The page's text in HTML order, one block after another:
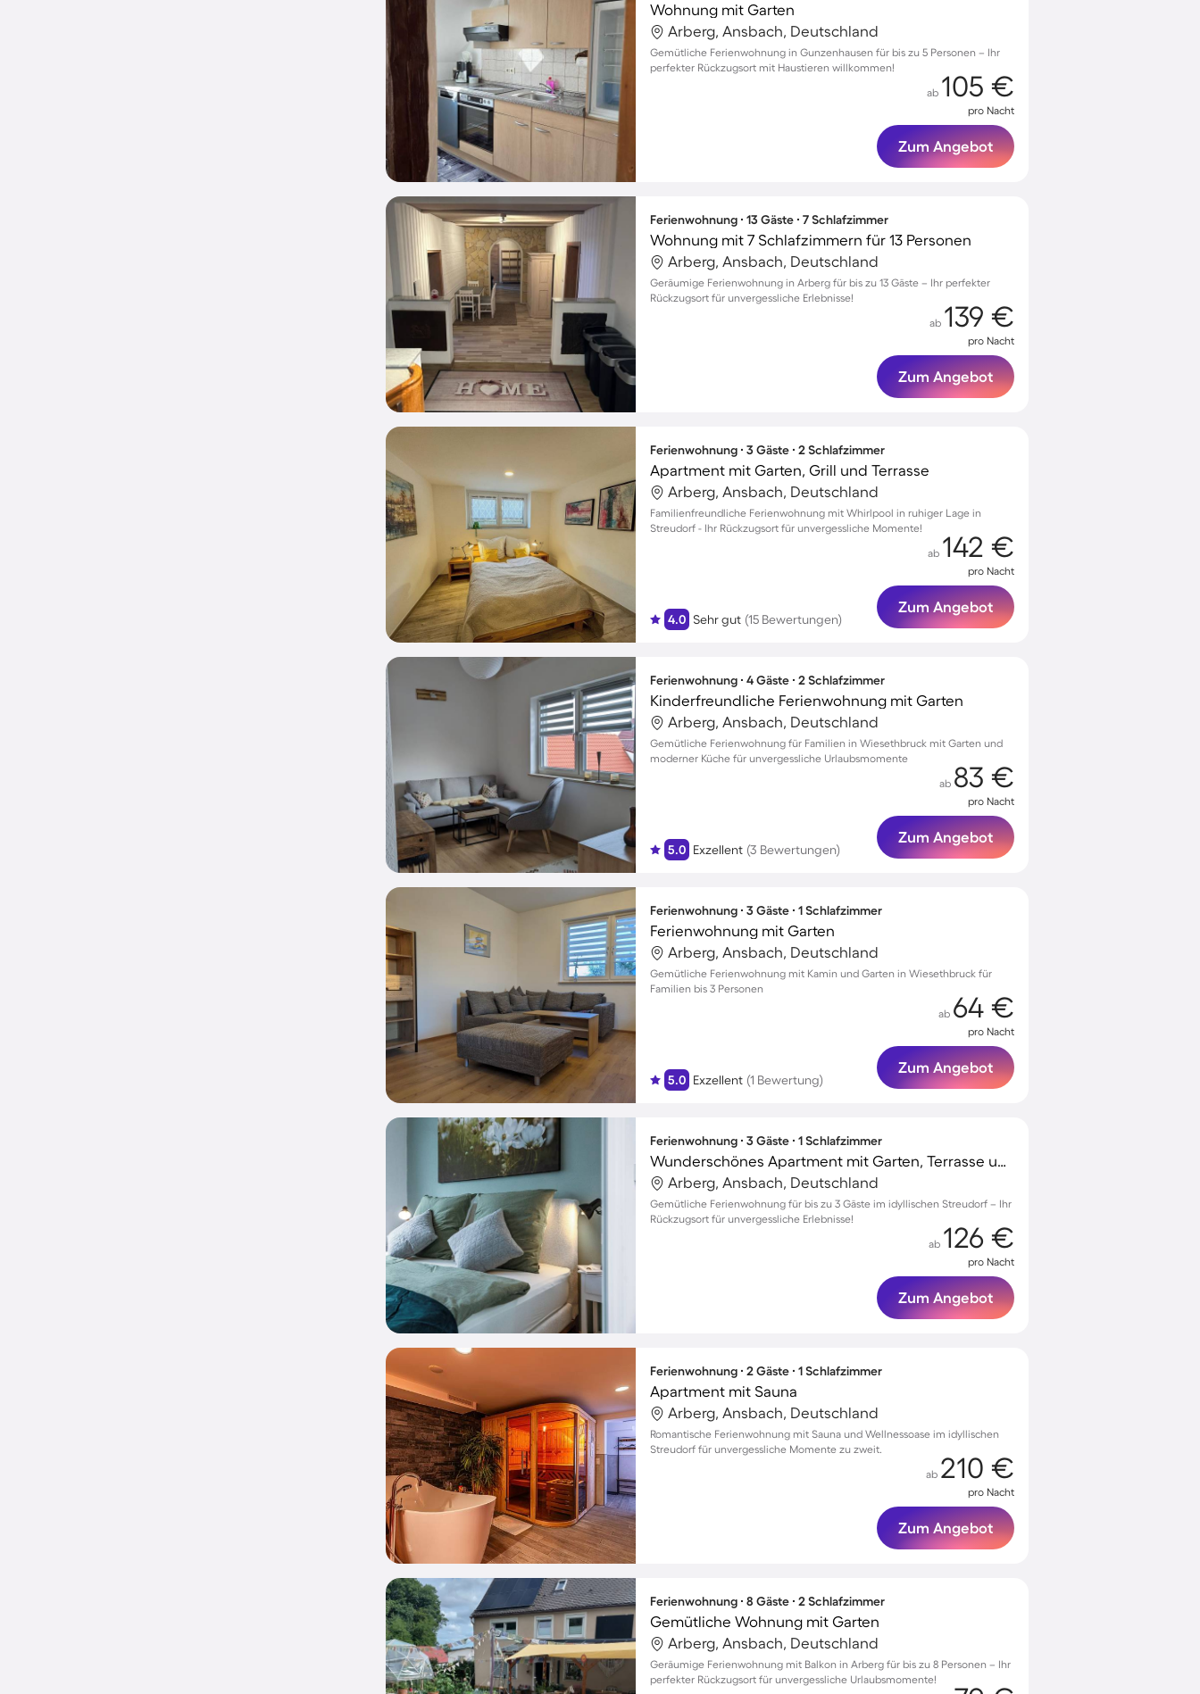
Wohnung mit Garten
Arberg, Ansbach, Deutschland
Gemütliche Ferienwohnung in Gunzenhausen für bis zu 5 Personen – Ihr
perfekter Rückzugsort mit Haustieren willkommen!
ab 105 €
pro Nacht
Zum Angebot
Ferienwohnung ∙ 13 Gäste ∙ 7 Schlafzimmer
Wohnung mit 7 Schlafzimmern für 13 Personen
Arberg, Ansbach, Deutschland
Geräumige Ferienwohnung in Arberg für bis zu 13 Gäste – Ihr perfekter
Rückzugsort für unvergessliche Erlebnisse!
ab 139 €
pro Nacht
Zum Angebot
Ferienwohnung ∙ 3 Gäste ∙ 2 Schlafzimmer
Apartment mit Garten, Grill und Terrasse
Arberg, Ansbach, Deutschland
Familienfreundliche Ferienwohnung mit Whirlpool in ruhiger Lage in
Streudorf - Ihr Rückzugsort für unvergessliche Momente!
4.0 Sehr gut (15 Bewertungen)
ab 142 €
pro Nacht
Zum Angebot
Ferienwohnung ∙ 4 Gäste ∙ 2 Schlafzimmer
Kinderfreundliche Ferienwohnung mit Garten
Arberg, Ansbach, Deutschland
Gemütliche Ferienwohnung für Familien in Wiesethbruck mit Garten und
moderner Küche für unvergessliche Urlaubsmomente
5.0 Exzellent (3 Bewertungen)
ab 83 €
pro Nacht
Zum Angebot
Ferienwohnung ∙ 3 Gäste ∙ 1 Schlafzimmer
Ferienwohnung mit Garten
Arberg, Ansbach, Deutschland
Gemütliche Ferienwohnung mit Kamin und Garten in Wiesethbruck für
Familien bis 3 Personen
5.0 Exzellent (1 Bewertung)
ab 64 €
pro Nacht
Zum Angebot
Ferienwohnung ∙ 3 Gäste ∙ 1 Schlafzimmer
Wunderschönes Apartment mit Garten, Terrasse und Grill
Arberg, Ansbach, Deutschland
Gemütliche Ferienwohnung für bis zu 3 Gäste im idyllischen Streudorf – Ihr
Rückzugsort für unvergessliche Erlebnisse!
ab 126 €
pro Nacht
Zum Angebot
Ferienwohnung ∙ 2 Gäste ∙ 1 Schlafzimmer
Apartment mit Sauna
Arberg, Ansbach, Deutschland
Romantische Ferienwohnung mit Sauna und Wellnessoase im idyllischen
Streudorf für unvergessliche Momente zu zweit.
ab 210 €
pro Nacht
Zum Angebot
Ferienwohnung ∙ 8 Gäste ∙ 2 Schlafzimmer
Gemütliche Wohnung mit Garten
Arberg, Ansbach, Deutschland
Geräumige Ferienwohnung mit Balkon in Arberg für bis zu 8 Personen – Ihr
perfekter Rückzugsort für unvergessliche Urlaubsmomente!